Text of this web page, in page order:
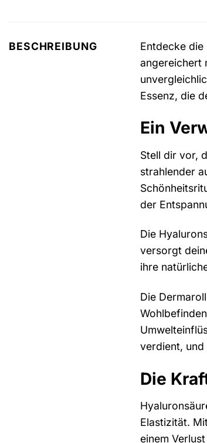
BESCHREIBUNG
Entdecke die
angereichert
Essenz, die
Ein
Stell dir vor,
strahlender
der
Die
versorgt
ihre
Die
verdient, und
Die
Elastizität.
einem